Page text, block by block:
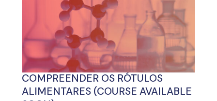
COMPREENDER OS RÓTULOS
ALIMENTARES (COURSE AVAILABLE